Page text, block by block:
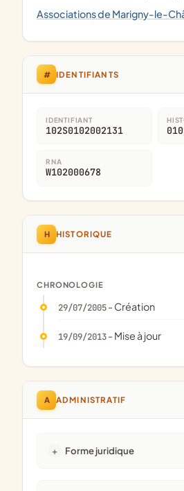
Associations de Marigny-le-
# IDENTIFIANTS
IDENTIFIANT
102S0102002131
RNA
W102000678
H HISTORIQUE
CHRONOLOGIE
29/07/2005- Création
19/09/2013- Mise à jour
A ADMINISTRATIF
Forme juridique